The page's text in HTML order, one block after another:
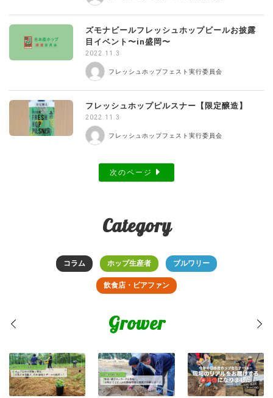
ズモナビールフレッシュホップビールお披露
目イベント〜in盛岡〜
2022.11.3
フレッシュホップフェスト実行委員会
フレッシュホップピルスナー【限定醸造】
2022.11.3
フレッシュホップフェスト実行委員会
次のページ
Category
コラム ホップ生産者 ブルワリー
飲食店・ビアファン
Grower